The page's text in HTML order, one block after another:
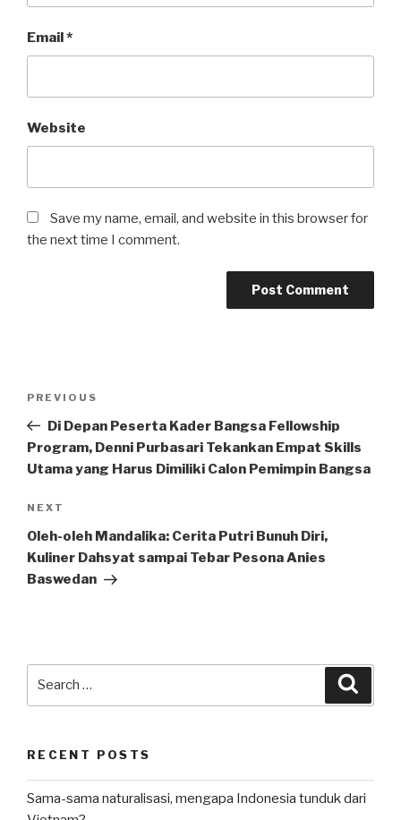
Email*
Website
Save my name, email, and website in this browser for
the next time I comment.
Previous
Post
PREVIOUS
Di Depan Peserta Kader Bangsa Fellowship
Program, Denni Purbasari Tekankan Empat Skills
Utama yang Harus Dimiliki Calon Pemimpin Bangsa
Next
Post
NEXT
Oleh-oleh Mandalika: Cerita Putri Bunuh Diri,
Kuliner Dahsyat sampai Tebar Pesona Anies
Baswedan
RECENT POSTS
Sama-sama naturalisasi, mengapa Indonesia tunduk dari